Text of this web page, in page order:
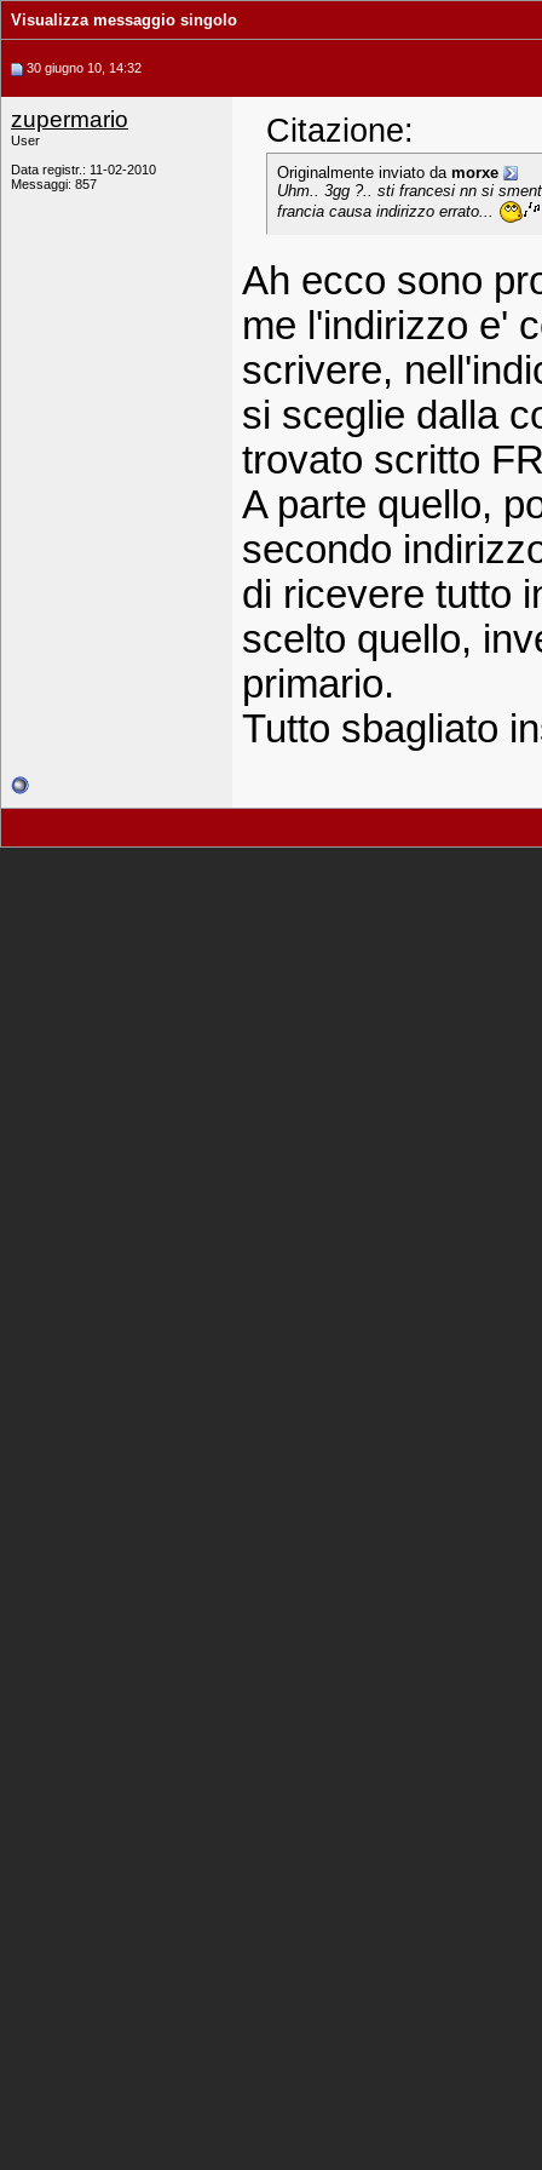
Visualizza messaggio singolo
30 giugno 10, 14:32
zupermario
User
Data registr.: 11-02-2010
Messaggi: 857
Citazione:
Originalmente inviato da morxe
Uhm.. 3gg ?.. sti francesi nn si
francia causa indirizzo errato...
Ah ecco sono
me l'indirizzo e'
scrivere,
si sceglie dalla
trovato scritto
A parte quello,
secondo
di ricevere tutto
scelto quello,
primario.
Tutto sbagliato